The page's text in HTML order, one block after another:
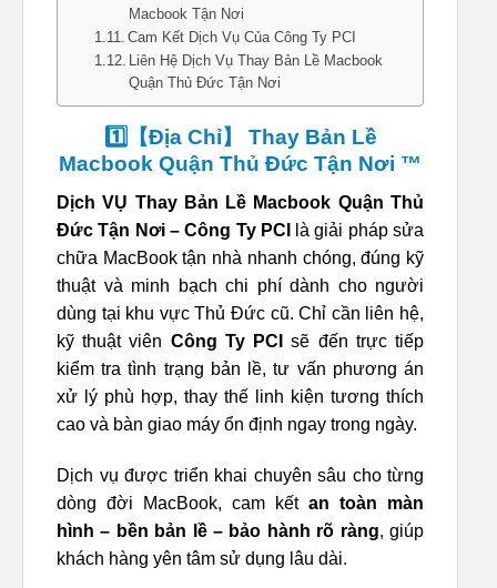
Macbook Tận Nơi
Cam Kết Dịch Vụ Của Công Ty PCI
Liên Hệ Dịch Vụ Thay Bản Lề Macbook
Quận Thủ Đức Tận Nơi
1️⃣【Địa Chỉ】 Thay Bản Lề
Macbook Quận Thủ Đức Tận Nơi ™
Dịch VỤ Thay Bản Lề Macbook Quận Thủ
Đức Tận Nơi – Công Ty PCI
là giải pháp sửa
chữa MacBook tận nhà nhanh chóng, đúng kỹ
thuật và minh bạch chi phí dành cho người
dùng tại khu vực Thủ Đức cũ. Chỉ cần liên hệ,
kỹ thuật viên Công Ty PCI
sẽ đến trực tiếp
kiểm tra tình trạng bản lề, tư vấn phương án
xử lý phù hợp, thay thế linh kiện tương thích
cao và bàn giao máy ổn định ngay trong ngày.
Dịch vụ được triển khai chuyên sâu cho từng
dòng đời MacBook, cam kết an toàn màn
hình – bền bản lề – bảo hành rõ ràng, giúp
khách hàng yên tâm sử dụng lâu dài.